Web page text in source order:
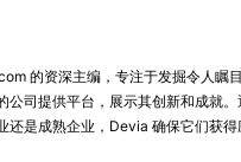
，它关乎在团队成员之间培
际成果的关键。在当今动
构化的沟通计划是变革项
何沟通”，确保所有环节尽在
团队成员、供应商、客户和
的资深主编，专注于发掘令人瞩
公司提供平台，展示其创新和成就
还是成熟企业，Devia 确保它们获